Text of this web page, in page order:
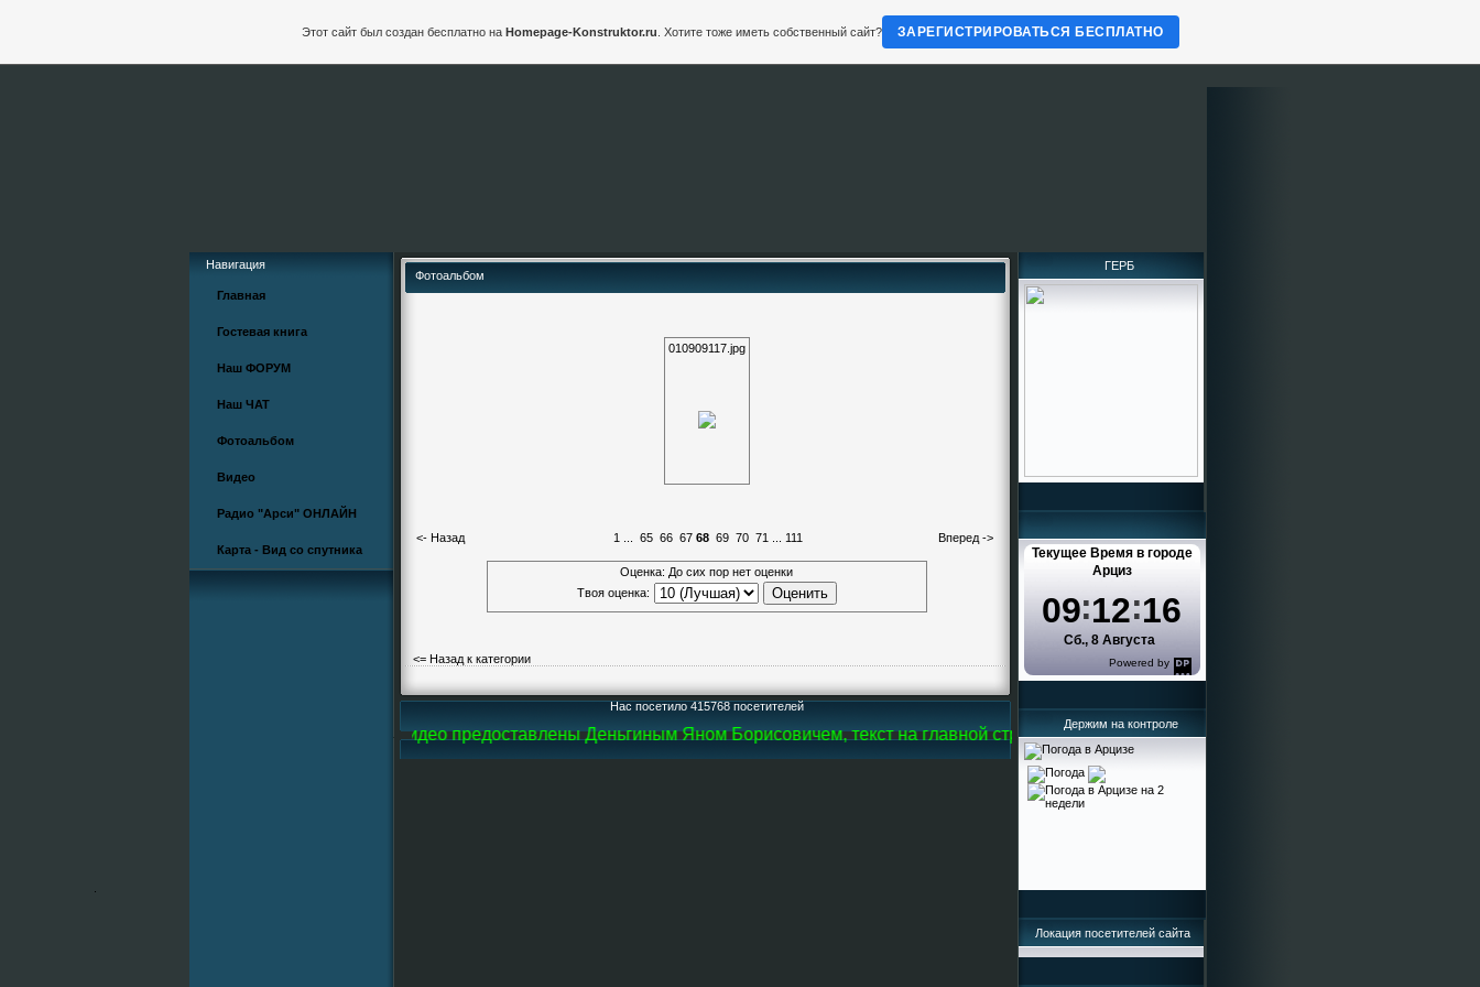
Навигация
Главная
Гостевая книга
Наш ФОРУМ
Наш ЧАТ
Фотоальбом
Видео
Радио "Арси" ОНЛАЙН
Карта - Вид со спутника
Фотоальбом
010909117.jpg
<- Назад 1 65 66 67 68 69 70 71 111 Вперед ->
Оценка: До сих пор нет оценки
Твоя оценка:
<= Назад к категории
Нас посетило 415768 посетителей
Arsi-Line, все фотографии и большую часть видео предоставлены Деньгиным Яном Борисовичем, текст на главной странице Кисельева Ирина Григорьевна
ГЕРБ
Powered by
DaysPedia.com
Текущее Время в городе
Арциз
09 12 16
Сб., 8 Августа
Держим на контроле
Локация посетителей сайта
Этот сайт был создан бесплатно на Homepage-Konstruktor.ru . Хотите тоже иметь собственный сайт? ЗАРЕГИСТРИРОВАТЬСЯ БЕСПЛАТНО